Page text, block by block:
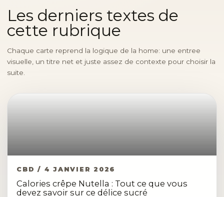
Les derniers textes de
cette rubrique
Chaque carte reprend la logique de la home: une entree
visuelle, un titre net et juste assez de contexte pour choisir la
suite.
CBD / 4 JANVIER 2026
Calories crêpe Nutella : Tout ce que vous
devez savoir sur ce délice sucré